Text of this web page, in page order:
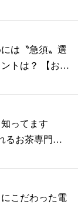
は〝急須〟選
トは？ 【おす
ってます
るお茶専門カ
こだわった電